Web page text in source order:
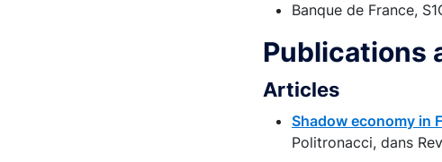
Banque de France,
Publications
Articles
Shadow economy in
Politronacci, dans